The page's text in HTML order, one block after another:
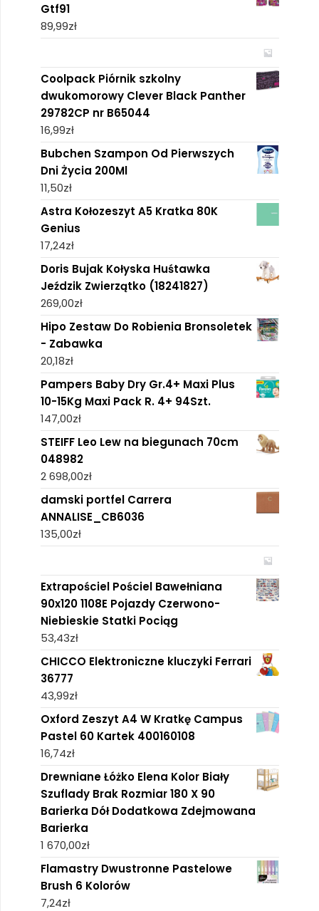
Gtf91
89,99zł
Coolpack Piórnik szkolny
dwukomorowy Clever Black Panther
29782CP nr B65044
16,99zł
Bubchen Szampon Od Pierwszych
Dni Życia 200Ml
11,50zł
Astra Kołozeszyt A5 Kratka 80K
Genius
17,24zł
Doris Bujak Kołyska Huśtawka
Jeździk Zwierzątko (18241827)
269,00zł
Hipo Zestaw Do Robienia Bronsoletek
- Zabawka
20,18zł
Pampers Baby Dry Gr.4+ Maxi Plus
10-15Kg Maxi Pack R. 4+ 94Szt.
147,00zł
STEIFF Leo Lew na biegunach 70cm
048982
2 698,00zł
damski portfel Carrera
ANNALISE_CB6036
135,00zł
Extrapościel Pościel Bawełniana
90x120 1108E Pojazdy Czerwono-
Niebieskie Statki Pociąg
53,43zł
CHICCO Elektroniczne kluczyki Ferrari
36777
43,99zł
Oxford Zeszyt A4 W Kratkę Campus
Pastel 60 Kartek 400160108
16,74zł
Drewniane Łóżko Elena Kolor Biały
Szuflady Brak Rozmiar 180 X 90
Barierka Dół Dodatkowa Zdejmowana
Barierka
1 670,00zł
Flamastry Dwustronne Pastelowe
Brush 6 Kolorów
7,24zł